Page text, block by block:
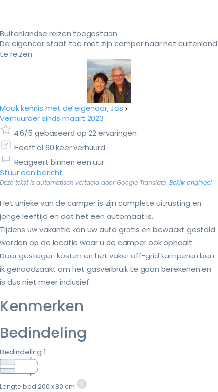
Buitenlandse reizen toegestaan
De eigenaar staat toe met zijn camper naar het buitenland
te reizen
Maak kennis met de eigenaar, Jos
Verhuurder sinds maart 2023
4.6/5 gebaseerd op 22 ervaringen
Heeft al 60 keer verhuurd
Reageert binnen een uur
Stuur een bericht
Deze tekst is automatisch vertaald door Google Translate. Bekijk origineel
Het unieke van de camper is zijn complete uitrusting en
jonge leeftijd en dat het een automaat is.
Tijdens uw vakantie kan uw auto gratis en bewaakt gestald
worden op de locatie waar u de camper ook ophaalt.
Door gestegen kosten en het vaker off-grid kamperen ben
ik genoodzaakt om het gasverbruik te gaan berekenen en
is dus niet meer inclusief.
Kenmerken
Bedindeling
Bedindeling 1
Lengte bed 200 x 80 cm